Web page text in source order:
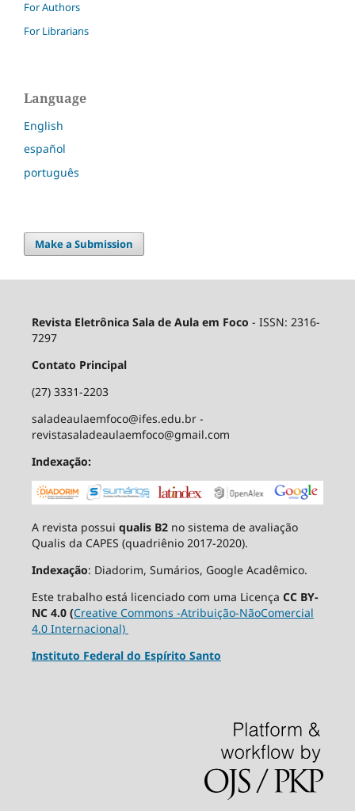
For Authors
For Librarians
Language
English
español
português
Make a Submission
Revista Eletrônica Sala de Aula em Foco - ISSN: 2316-
7297
Contato Principal
(27) 3331-2203
saladeaulaemfoco@ifes.edu.br -
revistasaladeaulaemfoco@gmail.com
Indexação:
A revista possui qualis B2no sistema de avaliação
Qualis da CAPES (quadriênio 2017-2020).
Indexação: Diadorim, Sumários, Google Acadêmico.
Este trabalho está licenciado com uma Licença CC BY-
NC 4.0 (Creative Commons -Atribuição-NãoComercial
4.0 Internacional)
Instituto Federal do Espírito Santo